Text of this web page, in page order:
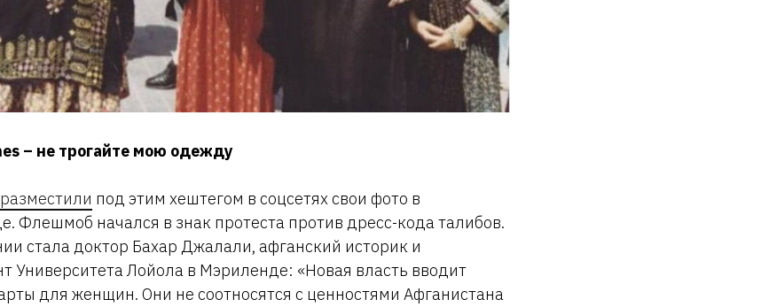
– не трогайте мою одежду
разместили под этим хештегом в соцсетях свои фото в
Флешмоб начался в знак протеста против дресс-кода талибов.
стала доктор Бахар Джалали, афганский историк и
Университета Лойола в Мэриленде: «Новая власть вводит
для женщин. Они не соотносятся с ценностями Афганистана